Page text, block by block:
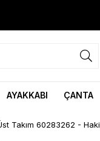
AYAKKABI ÇANTA
Takım 60283262 - Haki